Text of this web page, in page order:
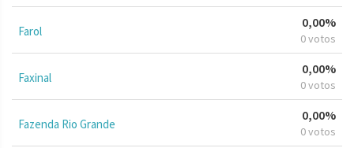
Farol
0,00%
0 votos
Faxinal
0,00%
0 votos
Fazenda Rio Grande
0,00%
0 votos